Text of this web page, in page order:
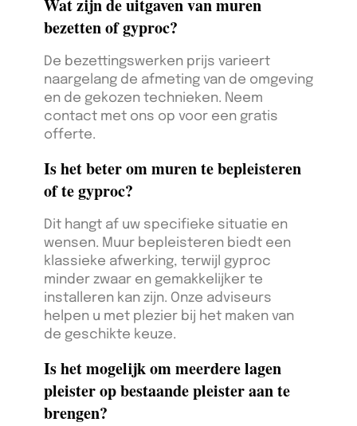
Wat zijn de uitgaven van muren
bezetten of gyproc?
De bezettingswerken prijs varieert
naargelang de afmeting van de omgeving
en de gekozen technieken. Neem
contact met ons op voor een gratis
offerte.
Is het beter om muren te bepleisteren
of te gyproc?
Dit hangt af uw specifieke situatie en
wensen. Muur bepleisteren biedt een
klassieke afwerking, terwijl gyproc
minder zwaar en gemakkelijker te
installeren kan zijn. Onze adviseurs
helpen u met plezier bij het maken van
de geschikte keuze.
Is het mogelijk om meerdere lagen
pleister op bestaande pleister aan te
brengen?